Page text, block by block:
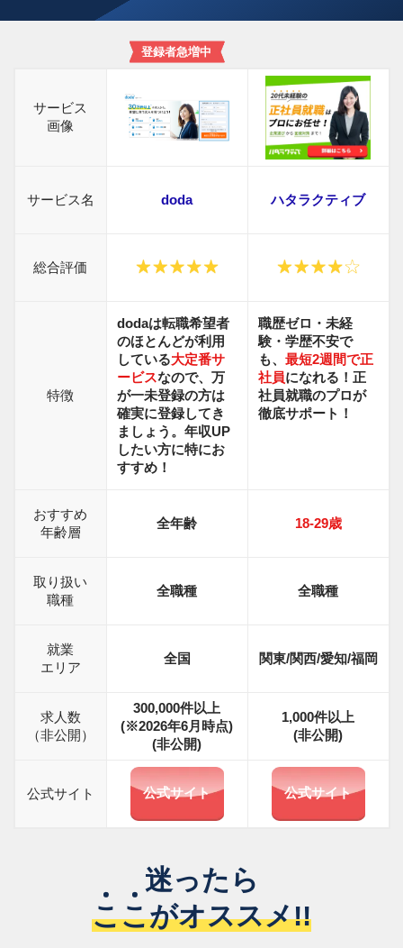
サービス
画像
登録者急増中
サービス名 doda ハタラクティブ
総合評価
特徴
dodaは転職希望者
のほとんどが利用
している大定番サ
ービスなので、万
が一未登録の方は
確実に登録してき
ましょう。年収UP
したい方に特にお
すすめ！
職歴ゼロ・未経
験・学歴不安で
も、最短2週間で正
社員になれる！正
社員就職のプロが
徹底サポート！
おすすめ
年齢層
全年齢 18-29歳
取り扱い
職種
全職種 全職種
就業
エリア
全国 関東/関西/愛知/福岡
求人数
（非公開）
300,000件以上
(※2026年6月時点)
(非公開)
1,000件以上
(非公開)
公式サイト 公式サイト 公式サイト
迷ったら
ここがオススメ!!